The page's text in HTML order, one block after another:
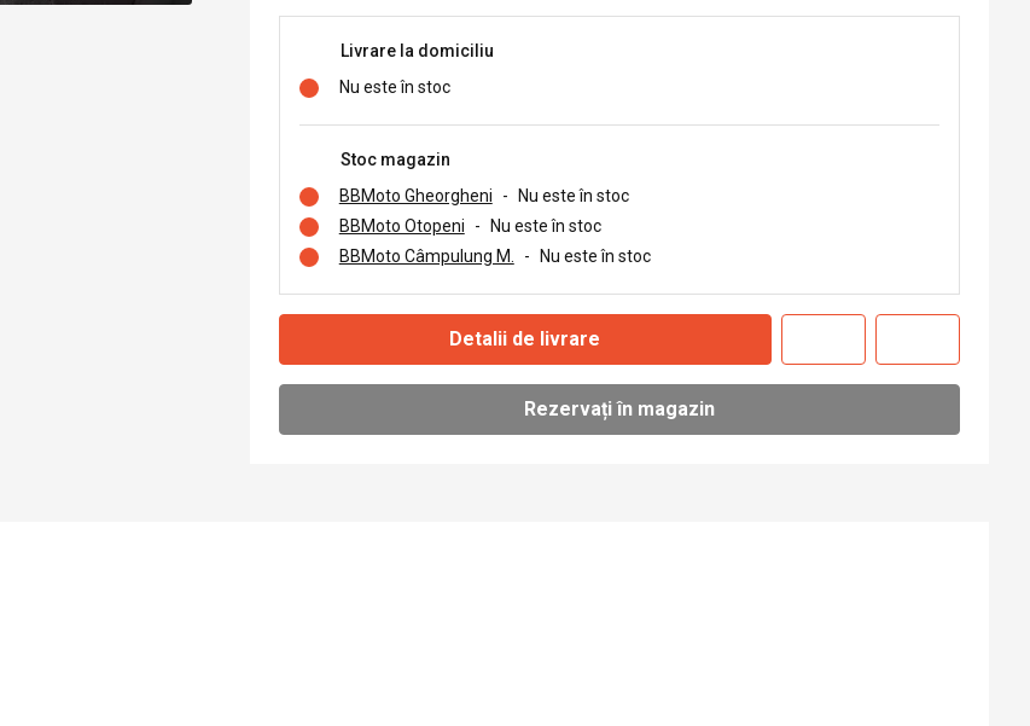
Livrare la domiciliu
Nu este în stoc
Stoc magazin
BBMoto Gheorgheni
-
Nu este în stoc
BBMoto Otopeni
-
Nu este în stoc
BBMoto Câmpulung M.
- Nu este în stoc
Detalii de livrare
Rezervați în magazin